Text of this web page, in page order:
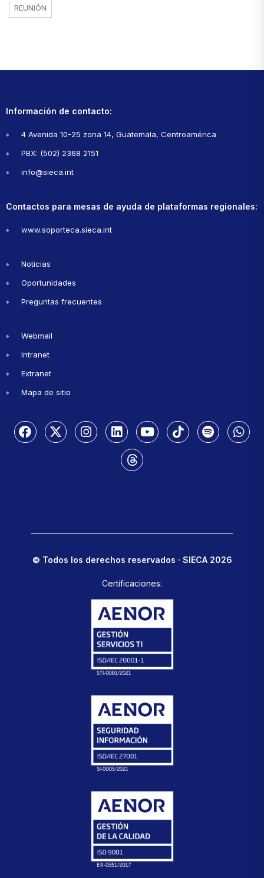
REUNIÓN
Información de contacto:
4 Avenida 10-25 zona 14, Guatemala, Centroamérica
PBX: (502) 2368 2151
info@sieca.int
Contactos para mesas de ayuda de plataformas regionales:
www.soporteca.sieca.int
Noticias
Oportunidades
Preguntas frecuentes
Webmail
Intranet
Extranet
Mapa de sitio
© Todos los derechos reservados · SIECA 2026
Certificaciones: